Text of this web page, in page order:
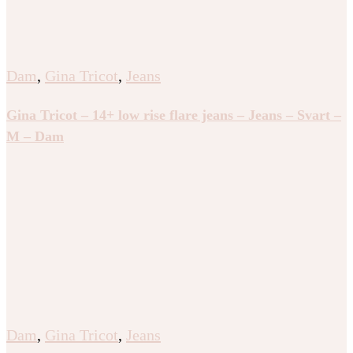
Dam, Gina Tricot, Jeans
Gina Tricot – 14+ low rise flare jeans – Jeans – Svart –
M – Dam
Dam, Gina Tricot, Jeans